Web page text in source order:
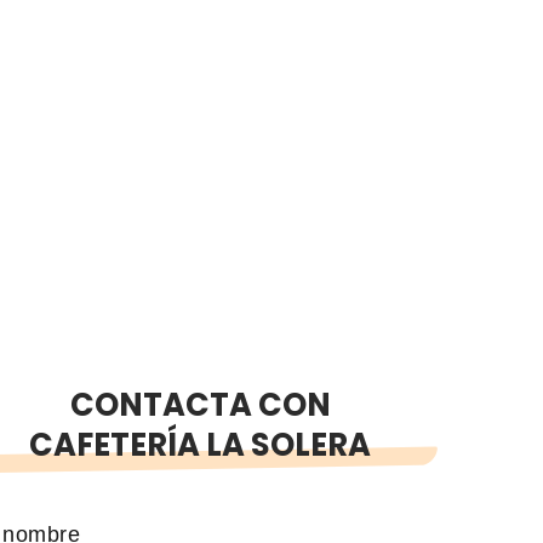
CONTACTA CON
CAFETERÍA LA SOLERA